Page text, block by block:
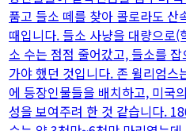
품고 들소 떼를 찾아 콜로라도 산
때입니다. 들소 사냥을 대량으로
소 수는 점점 줄어갔고, 들소를
가야 했던 것입니다. 존 윌리엄스
에 등장인물들을 배치하고, 미국
성을 보여주려 한 것 같습니다.